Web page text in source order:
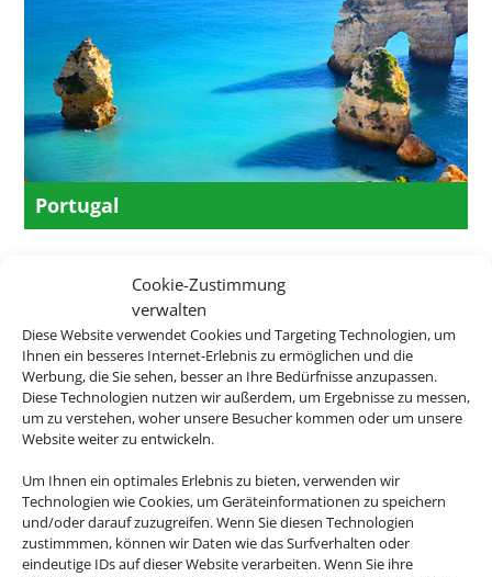
Cookie-Zustimmung
verwalten
Diese Website verwendet Cookies und Targeting Technologien, um
Ihnen ein besseres Internet-Erlebnis zu ermöglichen und die
Werbung, die Sie sehen, besser an Ihre Bedürfnisse anzupassen.
Diese Technologien nutzen wir außerdem, um Ergebnisse zu messen,
um zu verstehen, woher unsere Besucher kommen oder um unsere
Website weiter zu entwickeln.
Um Ihnen ein optimales Erlebnis zu bieten, verwenden wir
Technologien wie Cookies, um Geräteinformationen zu speichern
und/oder darauf zuzugreifen. Wenn Sie diesen Technologien
zustimmmen, können wir Daten wie das Surfverhalten oder
eindeutige IDs auf dieser Website verarbeiten. Wenn Sie ihre
Portugal
Cluburlaub